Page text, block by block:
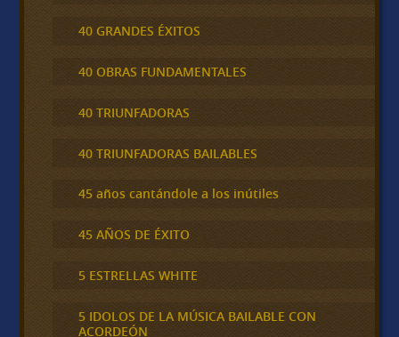
40 GRANDES ÉXITOS
40 OBRAS FUNDAMENTALES
40 TRIUNFADORAS
40 TRIUNFADORAS BAILABLES
45 años cantándole a los inútiles
45 AÑOS DE ÉXITO
5 ESTRELLAS WHITE
5 IDOLOS DE LA MÚSICA BAILABLE CON
ACORDEÓN